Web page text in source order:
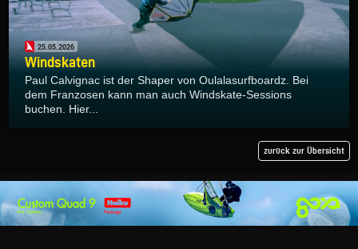
25.05.2026
Windskaten
Paul Calvignac ist der Shaper von Oulalasurfboardz. Bei
dem Franzosen kann man auch Windskate-Sessions
buchen. Hier...
zurück zur Übersicht